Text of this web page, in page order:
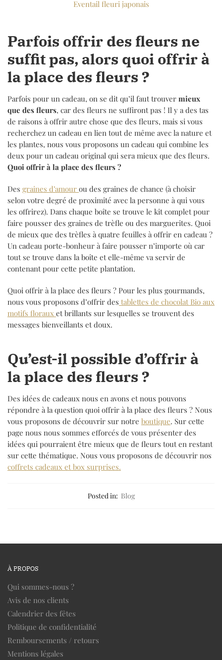
Eventail fleuri japonais
Parfois offrir des fleurs ne
suffit pas, alors quoi offrir à
la place des fleurs ?
Parfois pour un cadeau, on se dit qu’il faut trouver mieux
que des fleurs, car des fleurs ne suffiront pas ! Il y a des tas
de raisons à offrir autre chose que des fleurs, mais si vous
recherchez un cadeau en lien tout de même avec la nature et
les plantes, nous vous proposons un cadeau qui combine les
deux pour un cadeau original qui sera mieux que des fleurs.
Quoi offrir à la place des fleurs ?
Des graines d’amour ou des graines de chance (à choisir
selon votre degré de proximité avec la personne à qui vous
les offrirez). Dans chaque boîte se trouve le kit complet pour
faire pousser des graines de trèfle ou des marguerites. Quoi
de mieux que des trèfles à quatre feuilles à offrir en cadeau ?
Un cadeau porte-bonheur à faire pousser n’importe où car
tout se trouve dans la boîte et elle-même va servir de
contenant pour cette petite plantation.
Quoi offrir à la place des fleurs ? Pour les plus gourmands,
nous vous proposons d’offrir des tablettes de chocolat Bio aux
motifs floraux et brillants sur lesquelles se trouvent des
messages bienveillants et doux.
Qu’est-il possible d’offrir à
la place des fleurs ?
Des idées de cadeaux nous en avons et nous pouvons
répondre à la question quoi offrir à la place des fleurs ? Nous
vous proposons de découvrir sur notre boutique. Sur cette
page nous nous sommes efforcés de vous présenter des
idées qui pourraient être mieux que de fleurs tout en restant
sur cette thématique. Nous vous proposons de découvrir nos
coffrets cadeaux et box surprises.
Posted in: Blog
À PROPOS
Qui sommes-nous ?
Avis de nos clients
Calendrier des fêtes
Politique de confidentialité
Remboursements / retours
Mentions légales